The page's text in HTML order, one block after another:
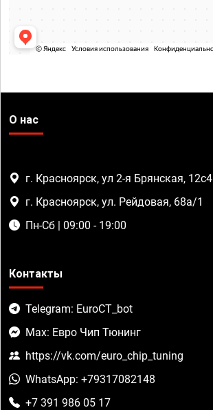
О нас
г. Красноярск, ул 2-я Брянская, 12с4
г. Красноярск, ул. Рейдовая, 68а/1
Пн-Сб | 09:00 - 19:00
Контакты
Telegram: EuroCT_bot
Max: Евро Чип Тюнинг
https://vk.com/euro_chip_tuning
WhatsApp: +79317082148
+7 391 986 05 17